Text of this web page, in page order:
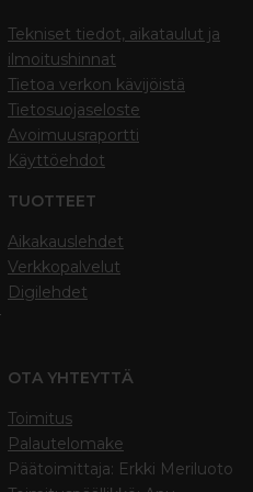
Tekniset tiedot, aikataulut ja
ilmoitushinnat
Tietoa verkon kävijöistä
Tietosuojaseloste
Avoimuusraportti
Käyttöehdot
TUOTTEET
Aikakauslehdet
Verkkopalvelut
Digilehdet
OTA YHTEYTTÄ
Toimitus
Palautelomake
Päätoimittaja: Erkki Meriluoto